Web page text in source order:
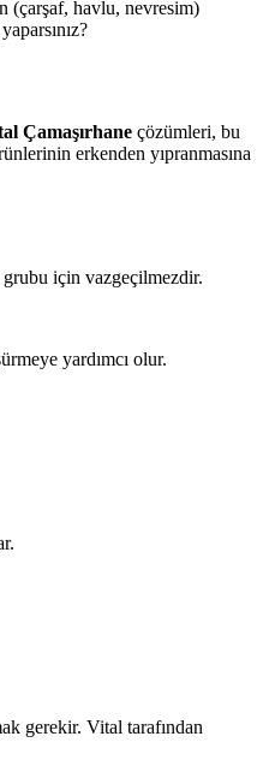
(çarşaf, havlu, nevresim)
Çamaşırhane çözümleri, bu
erkenden yıpranmasına
için vazgeçilmezdir.
yardımcı olur.
gerekir. Vital tarafından